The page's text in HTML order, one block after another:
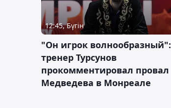
12:45, Бүгін
"Он игрок волнообразный":
тренер Турсунов
прокомментировал провал
Медведева в Монреале